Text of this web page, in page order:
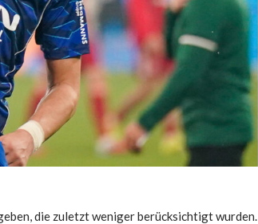
die zuletzt weniger berücksichtigt wurden.